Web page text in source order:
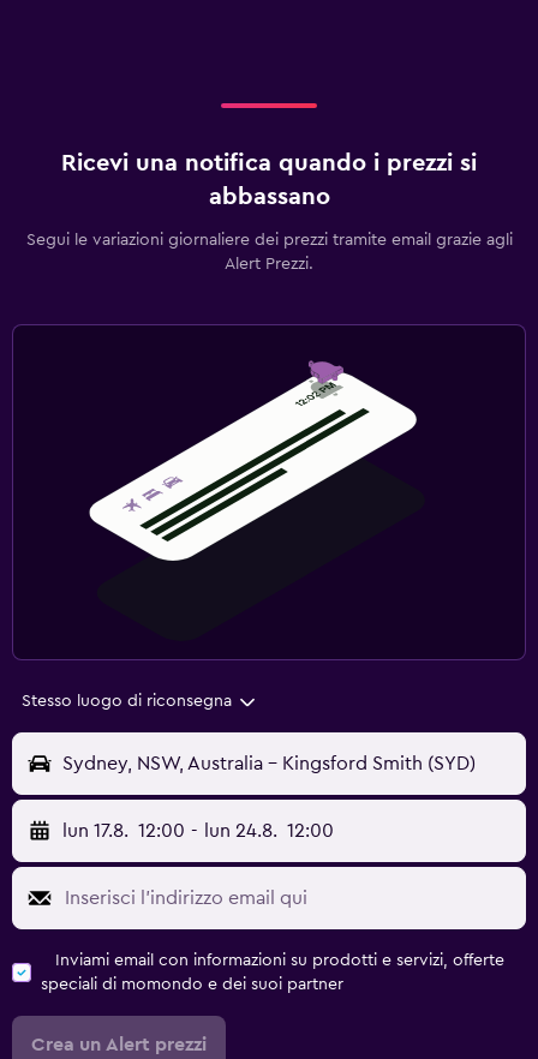
Ricevi una notifica quando i prezzi si
abbassano
Segui le variazioni giornaliere dei prezzi tramite email grazie agli
Alert Prezzi.
Stesso luogo di riconsegna
Sydney, NSW, Australia - Kingsford Smith (SYD)
lun 17.8. 12:00 - lun 24.8. 12:00
Inviami email con informazioni su prodotti e servizi, offerte
speciali di momondo e dei suoi partner
Crea un Alert prezzi